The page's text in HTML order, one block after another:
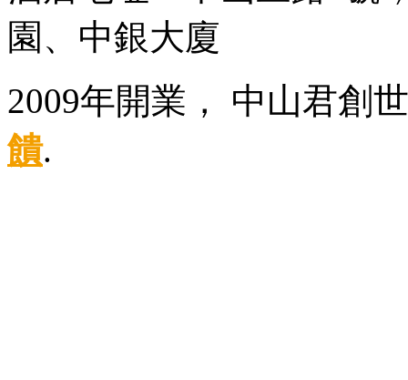
園、中銀大廈
2009年開業， 中山君
饋.